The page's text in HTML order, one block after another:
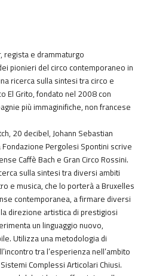
regista e drammaturgo
pionieri del circo contemporaneo in
ricerca sulla sintesi tra circo e
El Grito, fondato nel 2008 con
più immaginifiche, non francese
20 decibel, Johann Sebastian
Pergolesi Spontini scrive
Caffè Bach e Gran Circo Rossini.
sulla sintesi tra diversi ambiti
e musica, che lo porterà a Bruxelles
contemporanea, a firmare diversi
direzione artistica di prestigiosi
un linguaggio nuovo,
Utilizza una metodologia di
tra l’esperienza nell’ambito
Complessi Articolari Chiusi.